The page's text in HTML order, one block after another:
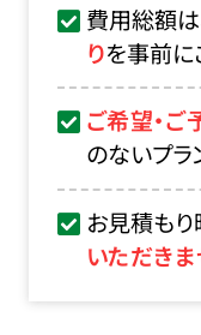
費用総額は
りを事前に
ご希望・
のないプラ
お見積もり
いただき